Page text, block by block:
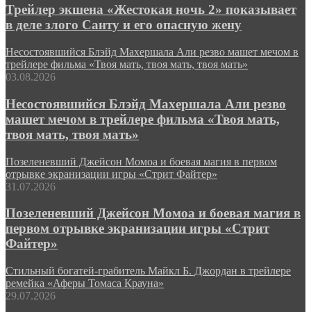
Трейлер экшена «Жестокая ночь 2» показывает
в деле злого Санту и его опасную жену
Несостоявшийся Блэйд Махершала Али резво машет мечом в
трейлере фильма «Твоя мать, твоя мать, твоя мать»
03.08.2026
Несостоявшийся Блэйд Махершала Али резво
машет мечом в трейлере фильма «Твоя мать,
твоя мать, твоя мать»
Позеленевший Джейсон Момоа и боевая магия в первом
отрывке экранизации игры «Стрит Файтер»
31.07.2026
Позеленевший Джейсон Момоа и боевая магия в
первом отрывке экранизации игры «Стрит
Файтер»
Стильный богатей-грабитель Майкл Б. Джордан в трейлере
ремейка «Аферы Томаса Крауна»
29.07.2026